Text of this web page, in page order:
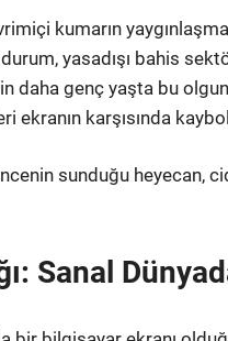
kumarın
yasadışı bahis
daha genç yaşta bu
ekranın karşısında
sunduğu
Sanal